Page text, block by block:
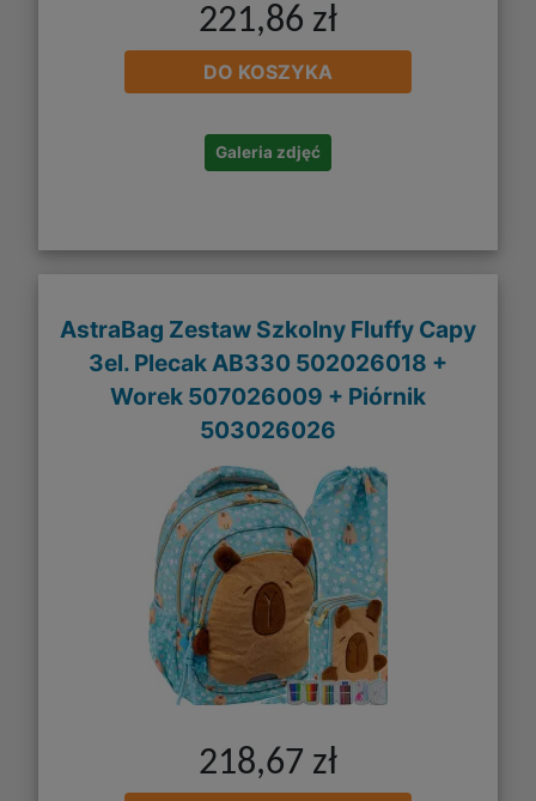
221,86 zł
DO KOSZYKA
Galeria zdjęć
AstraBag Zestaw Szkolny Fluffy Capy
3el. Plecak AB330 502026018 +
Worek 507026009 + Piórnik
503026026
218,67 zł